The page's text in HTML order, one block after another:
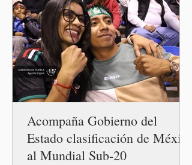
Acompaña Gobierno del
Estado clasificación de México
al Mundial Sub-20